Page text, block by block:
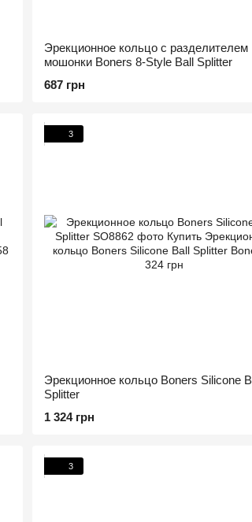
Эрекционное кольцо с разделителем
мошонки Boners 8-Style Ball Splitter
687 грн
3
Эрекционное кольцо Boners Silicone
Splitter
1 324 грн
3